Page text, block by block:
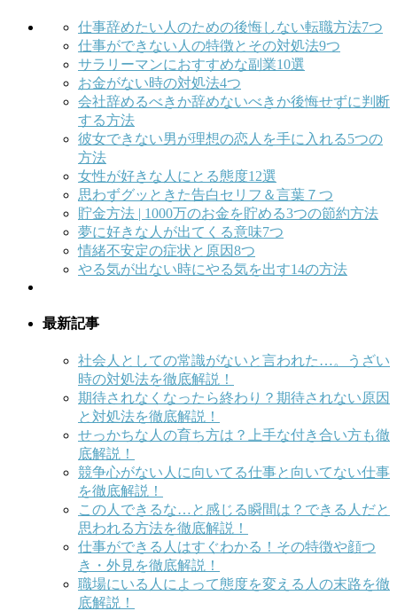
仕事辞めたい人のための後悔しない転職方法7つ
仕事ができない人の特徴とその対処法9つ
サラリーマンにおすすめな副業10選
お金がない時の対処法4つ
会社辞めるべきか辞めないべきか後悔せずに判断
する方法
彼女できない男が理想の恋人を手に入れる5つの
方法
女性が好きな人にとる態度12選
思わずグッときた告白セリフ＆言葉７つ
貯金方法 | 1000万のお金を貯める3つの節約方法
夢に好きな人が出てくる意味7つ
情緒不安定の症状と原因8つ
やる気が出ない時にやる気を出す14の方法
最新記事
社会人としての常識がないと言われた…。うざい
時の対処法を徹底解説！
期待されなくなったら終わり？期待されない原因
と対処法を徹底解説！
せっかちな人の育ち方は？上手な付き合い方も徹
底解説！
競争心がない人に向いてる仕事と向いてない仕事
を徹底解説！
この人できるな…と感じる瞬間は？できる人だと
思われる方法を徹底解説！
仕事ができる人はすぐわかる！その特徴や顔つ
き・外見を徹底解説！
職場にいる人によって態度を変える人の末路を徹
底解説！